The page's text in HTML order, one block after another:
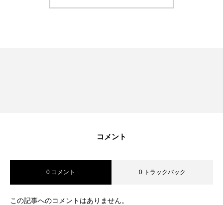
お問合せ
コメント
0 コメント 0 トラックバック
この記事へのコメントはありません。